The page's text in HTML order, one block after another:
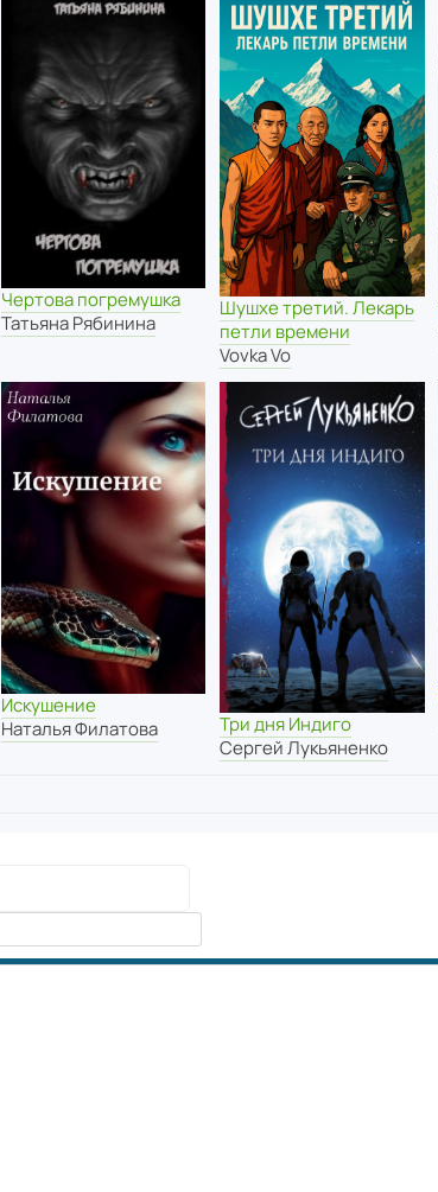
Чертова погремушка
Татьяна Рябинина
Шушхе третий. Лекарь
петли времени
Vovka Vo
Искушение
Наталья Филатова
Три дня Индиго
Сергей Лукьяненко